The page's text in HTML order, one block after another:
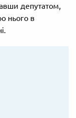
депутатом,
нього в